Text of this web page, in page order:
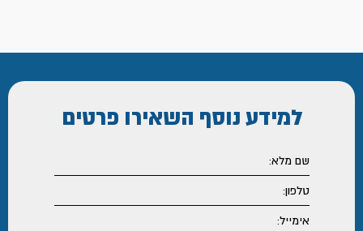
למידע נוסף השאירו פרטים